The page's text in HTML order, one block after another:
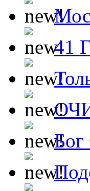
41
Бог